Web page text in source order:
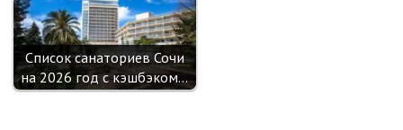
Список санаториев Сочи
на 2026 год с кэшбэком…